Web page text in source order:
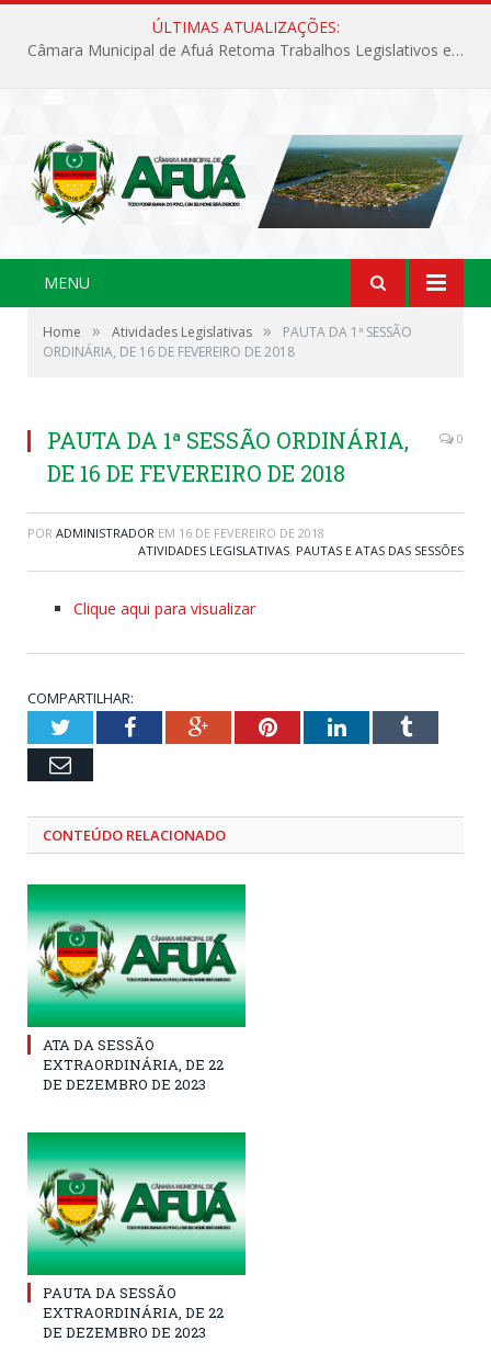
ÚLTIMAS ATUALIZAÇÕES:
Câmara Municipal de Afuá Retoma Trabalhos Legislativos em Sessão Ordinária
MENU
Home » Atividades Legislativas »
PAUTA DA 1ª SESSÃO
ORDINÁRIA, DE 16 DE FEVEREIRO DE 2018
PAUTA DA 1ª SESSÃO ORDINÁRIA,
DE 16 DE FEVEREIRO DE 2018
0
POR ADMINISTRADOR EM 16 DE FEVEREIRO DE 2018
ATIVIDADES LEGISLATIVAS, PAUTAS E ATAS DAS SESSÕES
Clique aqui para visualizar
COMPARTILHAR:
TwitterFacebookGoogle+PinterestLinkedInTumblr
Email
CONTEÚDO RELACIONADO
ATA DA SESSÃO
EXTRAORDINÁRIA, DE 22
DE DEZEMBRO DE 2023
PAUTA DA SESSÃO
EXTRAORDINÁRIA, DE 22
DE DEZEMBRO DE 2023